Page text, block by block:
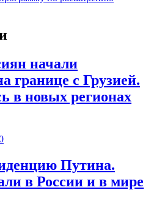
начали
границе с Грузией.
в новых регионах
Путина.
в России и в мире